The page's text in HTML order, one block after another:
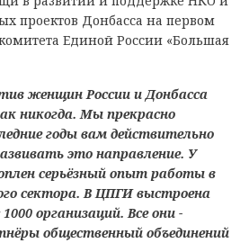
проектов Донбасса на первом
Единой России «Большая
женщин России и Донбасса
никогда. Мы прекрасно
годы вам действительно
это направление. У
серьёзный опыт работы в
сектора. В ЦПГИ выстроена
организаций. Все они -
общественный объединений